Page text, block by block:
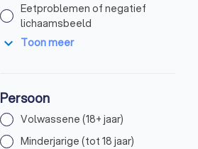
Eetproblemen of negatief
lichaamsbeeld
expand_more Toon meer
Persoon
Volwassene (18+ jaar)
Minderjarige (tot 18 jaar)